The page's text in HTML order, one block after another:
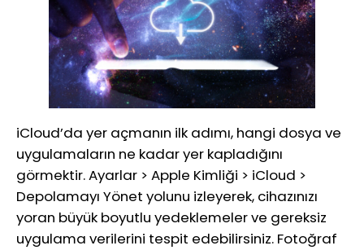
iCloud’da yer açmanın ilk adımı, hangi dosya ve
uygulamaların ne kadar yer kapladığını
görmektir. Ayarlar > Apple Kimliği > iCloud >
Depolamayı Yönet yolunu izleyerek, cihazınızı
yoran büyük boyutlu yedeklemeler ve gereksiz
uygulama verilerini tespit edebilirsiniz. Fotoğraf